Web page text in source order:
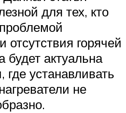
для тех, кто
отсутствия горячей
актуальна
где устанавливать
не